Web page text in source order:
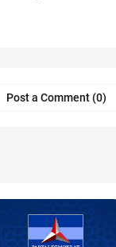
Post a Comment (0)